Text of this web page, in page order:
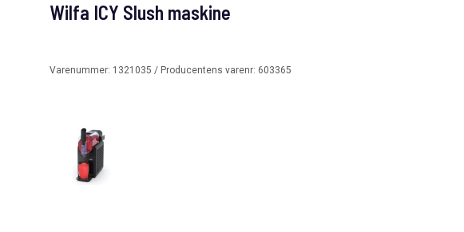
Wilfa ICY Slush maskine
Varenummer: 1321035 / Producentens varenr: 603365